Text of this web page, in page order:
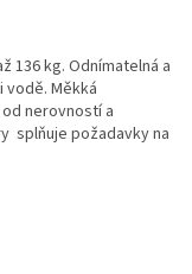
136 kg. Odnímatelná a
Měkká
nerovností a
splňuje požadavky na